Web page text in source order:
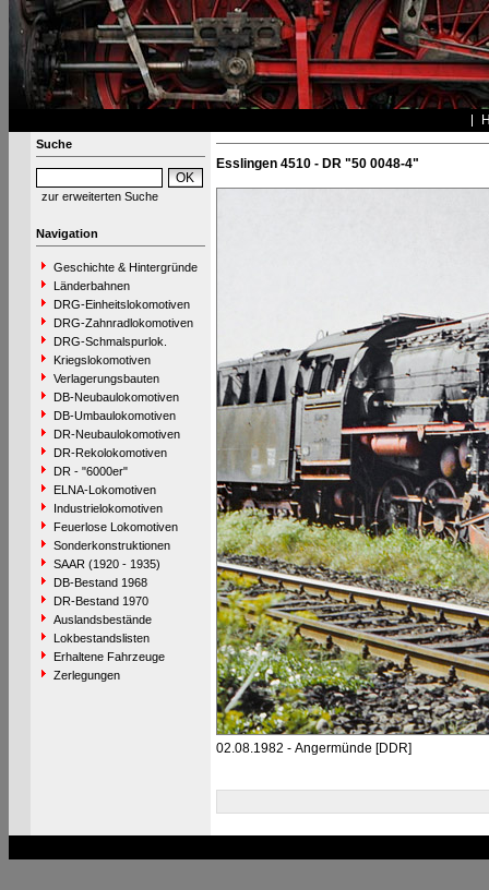
Suche
zur erweiterten Suche
Navigation
Geschichte & Hintergründe
Länderbahnen
DRG-Einheitslokomotiven
DRG-Zahnradlokomotiven
DRG-Schmalspurlok.
Kriegslokomotiven
Verlagerungsbauten
DB-Neubaulokomotiven
DB-Umbaulokomotiven
DR-Neubaulokomotiven
DR-Rekolokomotiven
DR - "6000er"
ELNA-Lokomotiven
Industrielokomotiven
Feuerlose Lokomotiven
Sonderkonstruktionen
SAAR (1920 - 1935)
DB-Bestand 1968
DR-Bestand 1970
Auslandsbestände
Lokbestandslisten
Erhaltene Fahrzeuge
Zerlegungen
Esslingen 4510 - DR "50 0048-4"
02.08.1982 - Angermünde [DDR]